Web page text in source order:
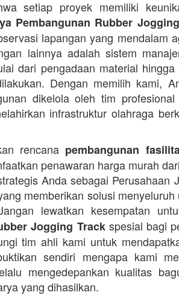
setiap proyek memiliki
Pembangunan Rubber
lapangan yang mendalam
lainnya adalah sistem
dari pengadaan material
Dengan memilih kami,
dikelola oleh tim
infrastruktur olahraga
rencana pembangunan
penawaran harga murah
Anda sebagai Perusahaan
memberikan solusi
lewatkan kesempatan
Jogging Trackspesial bagi
tim ahli kami untuk
sendiri mengapa kami
mengedepankan kualitas
yang dihasilkan.